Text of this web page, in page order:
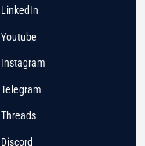
LinkedIn
Youtube
Instagram
Telegram
Threads
Discord